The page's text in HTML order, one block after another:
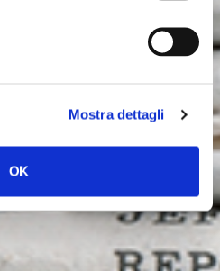
Mostra dettagli
OK